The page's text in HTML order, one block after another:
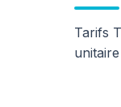
Tarifs